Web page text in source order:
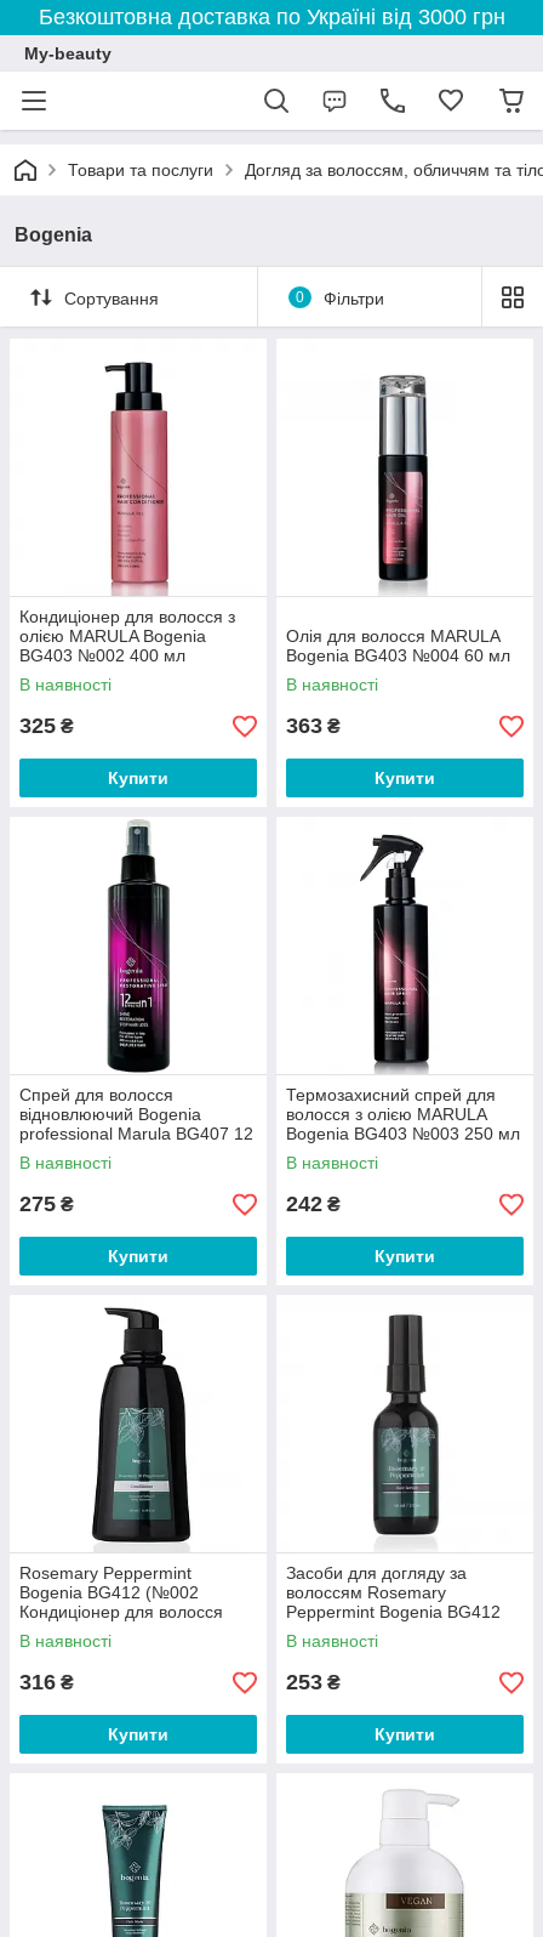
Безкоштовна доставка по Україні від 3000 грн
My-beauty
Товари та послуги Догляд за волоссям, обличчям та
Bogenia
Сортування 0 Фільтри
Кондиціонер для волосся з
олією MARULA Bogenia
BG403 №002 400 мл
В наявності
325 ₴
Купити
Олія для волосся MARULA
Bogenia BG403 №004 60 мл
В наявності
363 ₴
Купити
Спрей для волосся
відновлюючий Bogenia
professional Marula BG407 12
в 1
В наявності
275 ₴
Купити
Термозахисний спрей для
волосся з олією MARULA
Bogenia BG403 №003 250 мл
В наявності
242 ₴
Купити
Rosemary Peppermint
Bogenia BG412 (№002
Кондиціонер для волосся
Rosemary Peppermint (350
мл) (36/1))
В наявності
316 ₴
Купити
Засоби для догляду за
волоссям Rosemary
Peppermint Bogenia BG412
(№004 Сироватка для
волосся Rosemar
В наявності
253 ₴
Купити